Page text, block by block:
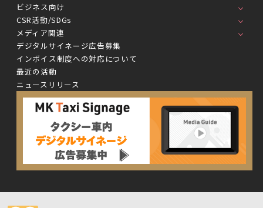
ビジネス向け
CSR活動/SDGs
メディア関連
デジタルサイネージ広告募集
インボイス制度への対応について
最近の活動
ニュースリリース